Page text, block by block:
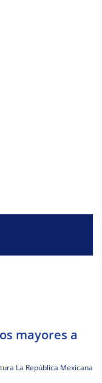
mayores a
La República Mexicana